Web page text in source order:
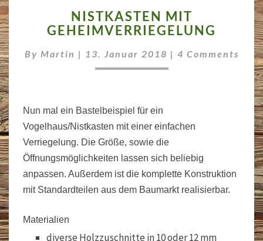
MIT
GEHEIMVERRIEGELUNG
NISTKASTEN MIT
GEHEIMVERRIEGELUNG
By Martin | 13. Januar 2018 | Comments
4 Comments
Nun mal ein Bastelbeispiel für ein
Vogelhaus/Nistkasten mit einer einfachen
Verriegelung. Die Größe, sowie die
Öffnungsmöglichkeiten lassen sich beliebig
anpassen. Außerdem ist die komplette Konstruktion
mit Standardteilen aus dem Baumarkt realisierbar.
Materialien
diverse Holzzuschnitte in 10 oder 12 mm